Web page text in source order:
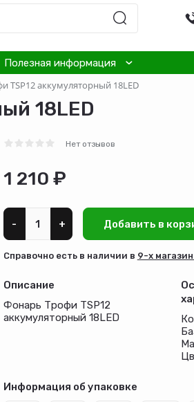
Полезная информация
TSP12 аккумуляторный 18LED
18LED
Нет отзывов
1 210 ₽
- + Добавить в
Cправочно есть в наличии в 9-х
Описание
Фонарь Трофи TSP12
аккумуляторный 18LED
Информация об упаковке